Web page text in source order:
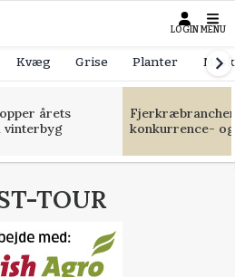
LOGIN MENU
Kvæg Grise Planter
årets
vinterbyg
konkurrence-
TOUR